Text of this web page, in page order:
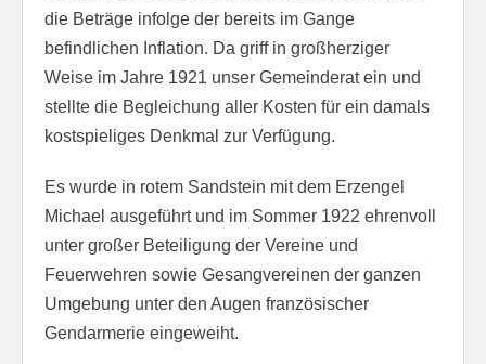
die Beträge infolge der bereits im Gange
befindlichen Inflation. Da griff in großherziger
Weise im Jahre 1921 unser Gemeinderat ein und
stellte die Begleichung aller Kosten für ein damals
kostspieliges Denkmal zur Verfügung.
Es wurde in rotem Sandstein mit dem Erzengel
Michael ausgeführt und im Sommer 1922 ehrenvoll
unter großer Beteiligung der Vereine und
Feuerwehren sowie Gesangvereinen der ganzen
Umgebung unter den Augen französischer
Gendarmerie eingeweiht.